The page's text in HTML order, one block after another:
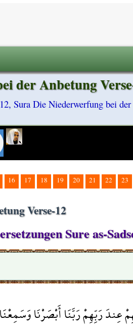
der Anbetung
Sura Die Niederwerfung bei der
16 17 18 19 20 21 22 23
Verse-12
Sure as-
عِندَ رَبِّهِمْ رَبَّنَا أَبْصَرْنَا